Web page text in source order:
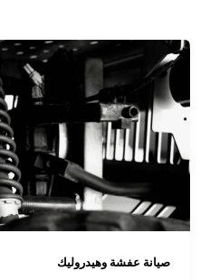
صيانة عفشة وهيدروليك